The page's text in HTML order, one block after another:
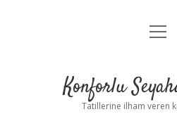
Anasayfa
Yasal
Konforlu
Tatillerine ilham veren